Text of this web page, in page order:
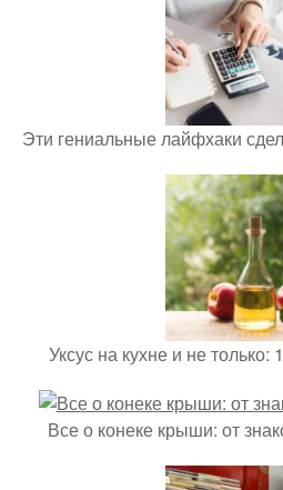
Эти гениальные лайфхаки
Уксус на кухне и не только:
Все о конеке крыши: от